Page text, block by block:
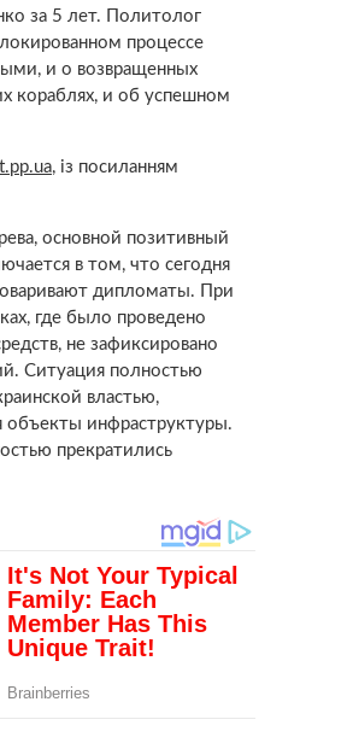
за 5 лет. Политолог
процессе
и о возвращенных
кораблях, и об успешном
, із посиланням
основной позитивный
в том, что сегодня
дипломаты. При
где было проведено
не зафиксировано
Ситуация полностью
властью,
объекты инфраструктуры.
прекратились